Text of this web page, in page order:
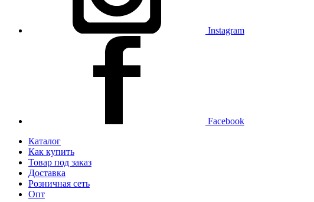
Instagram
Facebook
Каталог
Как купить
Товар под заказ
Доставка
Розничная сеть
Опт